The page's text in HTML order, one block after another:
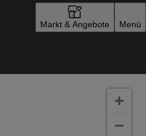
Markt & Angebote Menü